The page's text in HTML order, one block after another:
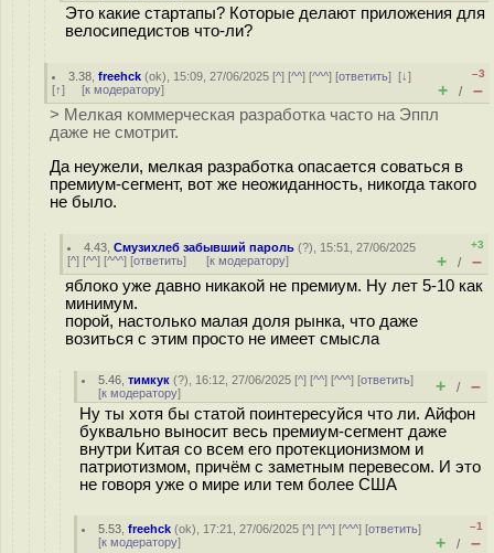
Это какие стартапы? Которые делают приложения для
велосипедистов что-ли?
3.38 ,freehck (ok), 15:09, 27/06/2025 [^] [^^] [^^^] [ответить][↓]
[↑] [к модератору]
–3
+ / –
> Мелкая коммерческая разработка часто на Эппл
даже не смотрит.
Да неужели, мелкая разработка опасается соваться в
премиум-сегмент, вот же неожиданность, никогда такого
не было.
4.43 ,Смузихлеб забывший пароль (?), 15:51, 27/06/2025
[^] [^^] [^^^] [ответить] [к модератору]
+3
+ / –
яблоко уже давно никакой не премиум. Ну лет 5-10 как
минимум.
порой, настолько малая доля рынка, что даже
возиться с этим просто не имеет смысла
5.46 ,тимкук (?), 16:12, 27/06/2025 [^] [^^] [^^^] [ответить]
[к модератору] + / –
Ну ты хотя бы статой поинтересуйся что ли. Айфон
буквально выносит весь премиум-сегмент даже
внутри Китая со всем его протекционизмом и
патриотизмом, причём с заметным перевесом. И это
не говоря уже о мире или тем более США
5.53 ,freehck (ok), 17:21, 27/06/2025 [^] [^^] [^^^] [ответить]
[к модератору]
–1
+ / –